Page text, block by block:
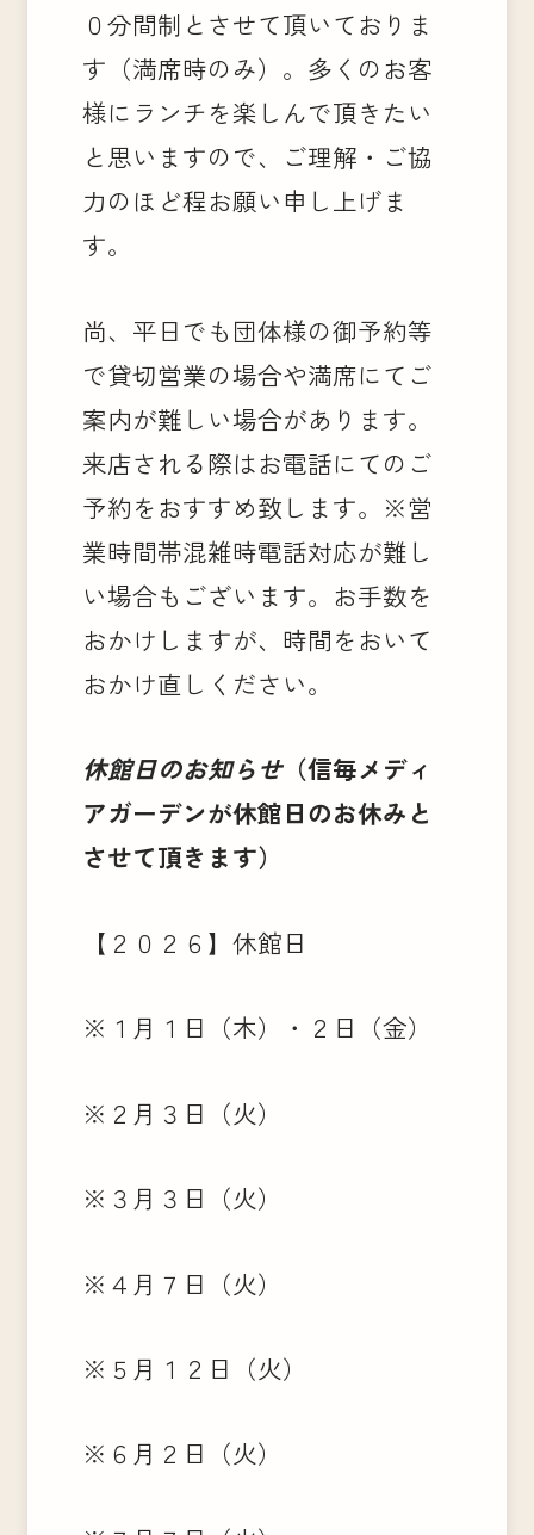
０分間制とさせて頂いておりま
す（満席時のみ）。多くのお客
様にランチを楽しんで頂きたい
と思いますので、ご理解・ご協
力のほど程お願い申し上げま
す。
尚、平日でも団体様の御予約等
で貸切営業の場合や満席にてご
案内が難しい場合があります。
来店される際はお電話にてのご
予約をおすすめ致します。※営
業時間帯混雑時電話対応が難し
い場合もございます。お手数を
おかけしますが、時間をおいて
おかけ直しください。
休館日のお知らせ（信毎メディ
アガーデンが休館日のお休みと
させて頂きます）
【２０２６】休館日
※１月１日（木）・２日（金）
※２月３日（火）
※３月３日（火）
※４月７日（火）
※５月１２日（火）
※６月２日（火）